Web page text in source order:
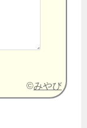
©みやび